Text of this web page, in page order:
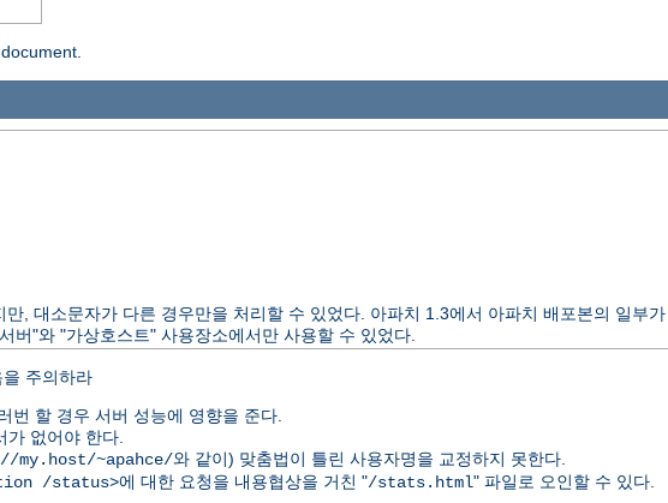
, 대소문자가 다른 경우만을 처리할 수 있었다. 아파치 1.3에서 아파치 배포본의 일부
버"와 "가상호스트" 사용장소에서만 사용할 수 있었다.
주의하라
번 할 경우 서버 성능에 영향을 준다.
없어야 한다.
my.host/~apahce/와 같이) 맞춤법이 틀린 사용자명을 교정하지 못한다.
/status>에 대한 요청을 내용협상을 거친 "/stats.html" 파일로 오인할 수 있다.